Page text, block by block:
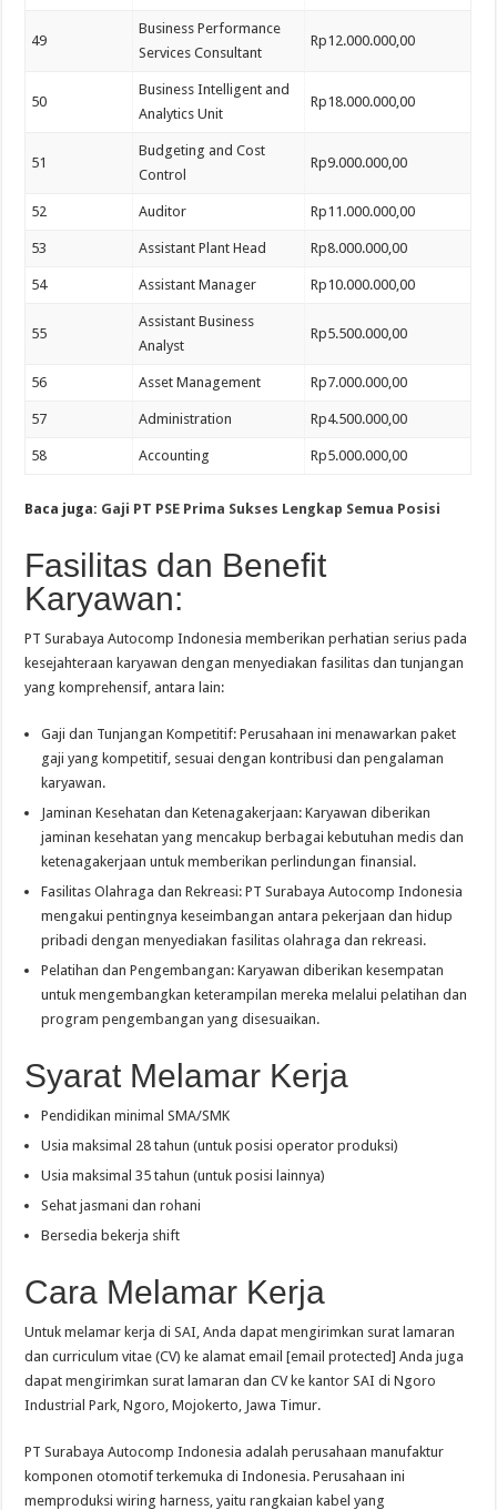
49
Business Performance
Services Consultant
Rp12.000.000,00
50
Business Intelligent and
Analytics Unit
Rp18.000.000,00
51
Budgeting and Cost
Control
Rp9.000.000,00
52 Auditor Rp11.000.000,00
53 Assistant Plant Head Rp8.000.000,00
54 Assistant Manager Rp10.000.000,00
55
Assistant Business
Analyst
Rp5.500.000,00
56 Asset Management Rp7.000.000,00
57 Administration Rp4.500.000,00
58 Accounting Rp5.000.000,00
Baca juga: Gaji PT PSE Prima Sukses Lengkap Semua Posisi
Fasilitas dan Benefit
Karyawan:
PT Surabaya Autocomp Indonesia memberikan perhatian serius pada
kesejahteraan karyawan dengan menyediakan fasilitas dan tunjangan
yang komprehensif, antara lain:
Gaji dan Tunjangan Kompetitif: Perusahaan ini menawarkan paket
gaji yang kompetitif, sesuai dengan kontribusi dan pengalaman
karyawan.
Jaminan Kesehatan dan Ketenagakerjaan: Karyawan diberikan
jaminan kesehatan yang mencakup berbagai kebutuhan medis dan
ketenagakerjaan untuk memberikan perlindungan finansial.
Fasilitas Olahraga dan Rekreasi: PT Surabaya Autocomp Indonesia
mengakui pentingnya keseimbangan antara pekerjaan dan hidup
pribadi dengan menyediakan fasilitas olahraga dan rekreasi.
Pelatihan dan Pengembangan: Karyawan diberikan kesempatan
untuk mengembangkan keterampilan mereka melalui pelatihan dan
program pengembangan yang disesuaikan.
Syarat Melamar Kerja
Pendidikan minimal SMA/SMK
Usia maksimal 28 tahun (untuk posisi operator produksi)
Usia maksimal 35 tahun (untuk posisi lainnya)
Sehat jasmani dan rohani
Bersedia bekerja shift
Cara Melamar Kerja
Untuk melamar kerja di SAI, Anda dapat mengirimkan surat lamaran
dan curriculum vitae (CV) ke alamat email [email protected] Anda juga
dapat mengirimkan surat lamaran dan CV ke kantor SAI di Ngoro
Industrial Park, Ngoro, Mojokerto, Jawa Timur.
PT Surabaya Autocomp Indonesia adalah perusahaan manufaktur
komponen otomotif terkemuka di Indonesia. Perusahaan ini
memproduksi wiring harness, yaitu rangkaian kabel yang